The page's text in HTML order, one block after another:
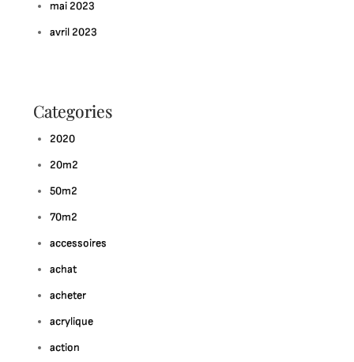
mai 2023
avril 2023
Categories
2020
20m2
50m2
70m2
accessoires
achat
acheter
acrylique
action